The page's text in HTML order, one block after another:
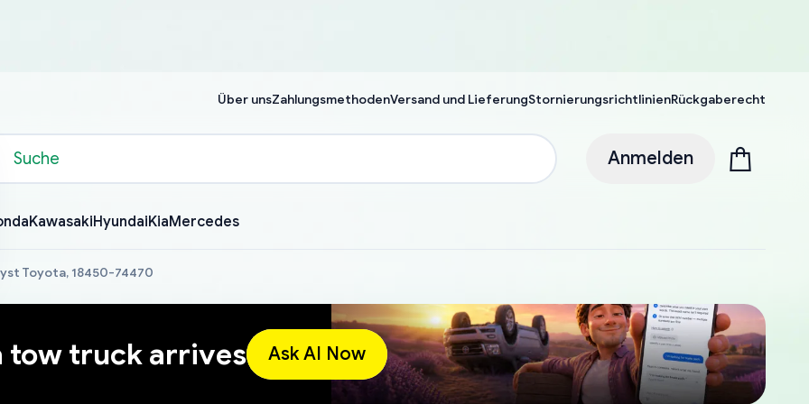
Über unsZahlungsmethodenVersand und LieferungStornierungsrichtlinienRückgaberecht
Anmelden
KawasakiHyundaiKiaMercedes
Toyota, 18450-74470
tow truck arrives Ask AI Now